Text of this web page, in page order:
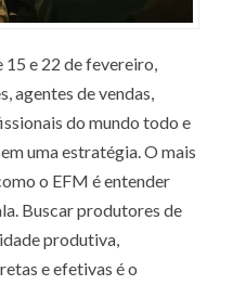
15 e 22 de fevereiro,
agentes de vendas,
do mundo todo e
uma estratégia. O mais
o EFM é entender
Buscar produtores de
produtiva,
e efetivas é o